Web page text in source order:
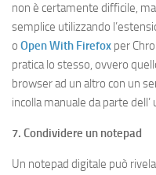
non è certamente difficile,
semplice utilizzando
o Open With Firefox per
pratica lo stesso, ovvero
browser ad un altro con un
incolla manuale da parte dell’
7. Condividere un notepad
Un notepad digitale può